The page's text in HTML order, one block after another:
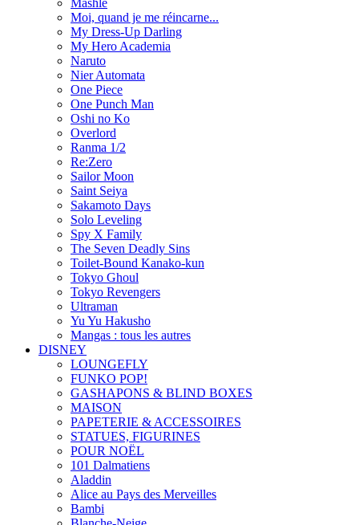
Mashle
Moi, quand je me réincarne...
My Dress-Up Darling
My Hero Academia
Naruto
Nier Automata
One Piece
One Punch Man
Oshi no Ko
Overlord
Ranma 1/2
Re:Zero
Sailor Moon
Saint Seiya
Sakamoto Days
Solo Leveling
Spy X Family
The Seven Deadly Sins
Toilet-Bound Kanako-kun
Tokyo Ghoul
Tokyo Revengers
Ultraman
Yu Yu Hakusho
Mangas : tous les autres
DISNEY
LOUNGEFLY
FUNKO POP!
GASHAPONS & BLIND BOXES
MAISON
PAPETERIE & ACCESSOIRES
STATUES, FIGURINES
POUR NOËL
101 Dalmatiens
Aladdin
Alice au Pays des Merveilles
Bambi